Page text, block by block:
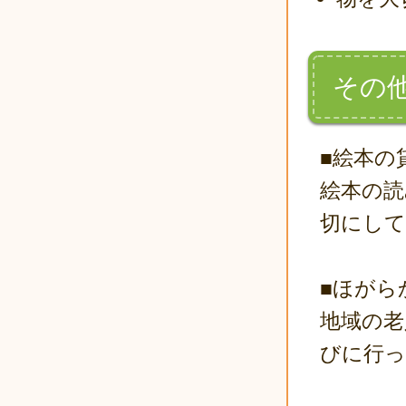
その
■絵本の
絵本の
切にし
■ほがら
地域の
びに行